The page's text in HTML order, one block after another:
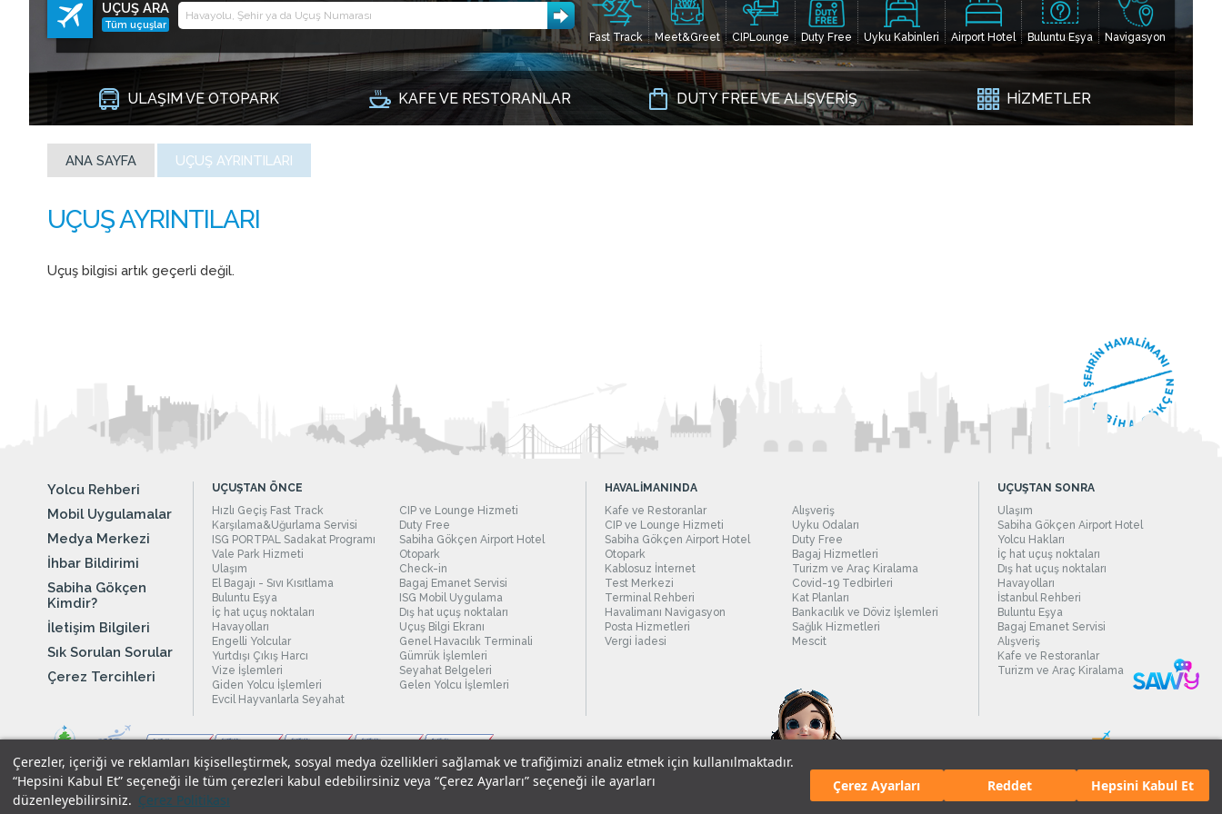
Çerezler, içeriği ve reklamları kişiselleştirmek, sosyal medya özellikleri sağlamak ve trafiğimizi analiz etmek için kullanılmaktadır.
“Hepsini Kabul Et” seçeneği ile tüm çerezleri kabul edebilirsiniz veya “Çerez Ayarları” seçeneği ile ayarları
düzenleyebilirsiniz. Çerez Politikası
Çerez Ayarları Reddet Hepsini Kabul Et
UÇUŞ ARA
Tüm uçuşlar
Fast Track Meet&Greet CIPLounge Duty Free Uyku Kabinleri Airport Hotel Buluntu Eşya Navigasyon
ULAŞIM VE OTOPARK KAFE VE RESTORANLAR DUTY FREE VE ALIŞVERİŞ HİZMETLER
ANA SAYFA UÇUŞ AYRINTILARI
Uçuş bilgisi artık geçerli değil.
Yolcu Rehberi
Mobil Uygulamalar
Medya Merkezi
İhbar Bildirimi
Sabiha Gökçen
Kimdir?
İletişim Bilgileri
Sık Sorulan Sorular
Çerez Tercihleri
UÇUŞTAN ÖNCE
Hızlı Geçiş Fast Track
CIP ve Lounge Hizmeti
Karşılama&Uğurlama Servisi
Duty Free
ISG PORTPAL Sadakat Programı
Sabiha Gökçen Airport Hotel
Vale Park Hizmeti
Otopark
Ulaşım
Check-in
El Bagajı - Sıvı Kısıtlama
Bagaj Emanet Servisi
Buluntu Eşya
ISG Mobil Uygulama
İç hat uçuş noktaları
Dış hat uçuş noktaları
Havayolları
Uçuş Bilgi Ekranı
Engelli Yolcular
Genel Havacılık Terminali
Yurtdışı Çıkış Harcı
Gümrük İşlemleri
Vize İşlemleri
Seyahat Belgeleri
Giden Yolcu İşlemleri
Gelen Yolcu İşlemleri
Evcil Hayvanlarla Seyahat
HAVALİMANINDA
Kafe ve Restoranlar
Alışveriş
CIP ve Lounge Hizmeti
Uyku Odaları
Sabiha Gökçen Airport Hotel
Duty Free
Otopark
Bagaj Hizmetleri
Kablosuz İnternet
Turizm ve Araç Kiralama
Test Merkezi
Covid-19 Tedbirleri
Terminal Rehberi
Kat Planları
Havalimanı Navigasyon
Bankacılık ve Döviz İşlemleri
Posta Hizmetleri
Sağlık Hizmetleri
Vergi İadesi
Mescit
UÇUŞTAN SONRA
Ulaşım
Sabiha Gökçen Airport Hotel
Yolcu Hakları
İç hat uçuş noktaları
Dış hat uçuş noktaları
Havayolları
İstanbul Rehberi
Buluntu Eşya
Bagaj Emanet Servisi
Alışveriş
Kafe ve Restoranlar
Turizm ve Araç Kiralama
Yasal Uyarılar Çerez Politikamız